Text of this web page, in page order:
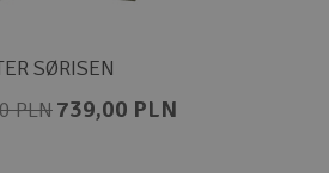
SØRISEN
PLN739,00 PLN